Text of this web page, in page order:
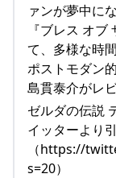
ァンが夢中に
『ブレス オ
て、多様な時
ポストモダン
島貫泰介がレ
ゼルダの伝説
イッターより
（https://
s=20）